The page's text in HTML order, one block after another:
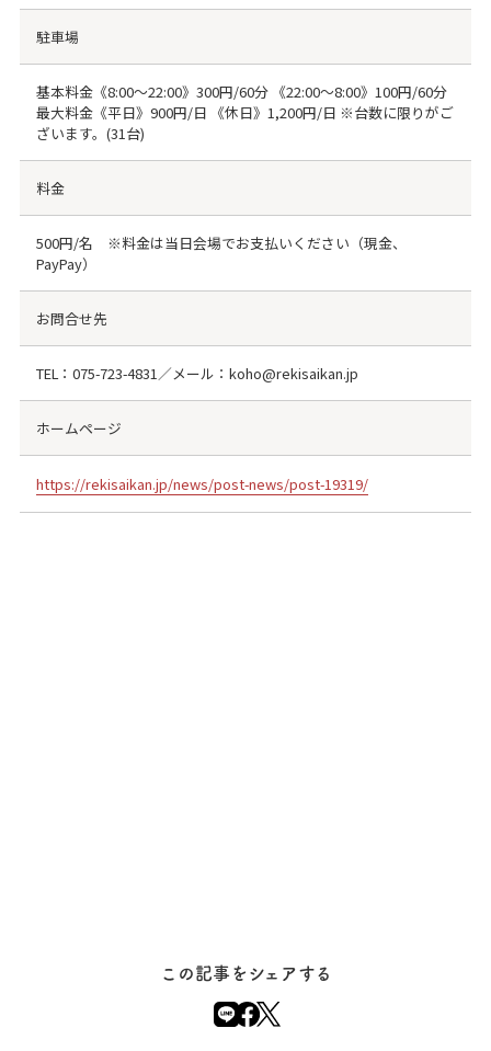
駐車場
基本料金《8:00～22:00》300円/60分 《22:00～8:00》100円/60分
最大料金《平日》900円/日 《休日》1,200円/日 ※台数に限りがご
ざいます。(31台)
料金
500円/名 ※料金は当日会場でお支払いください（現金、
PayPay）
お問合せ先
TEL： 075-723-4831 ／メール：koho@rekisaikan.jp
ホームページ
https://rekisaikan.jp/news/post-news/post-19319/
この記事をシェアする